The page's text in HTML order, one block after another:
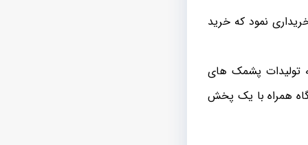
نمود که خرید
تولیدات پشمک های
همراه با یک پخش